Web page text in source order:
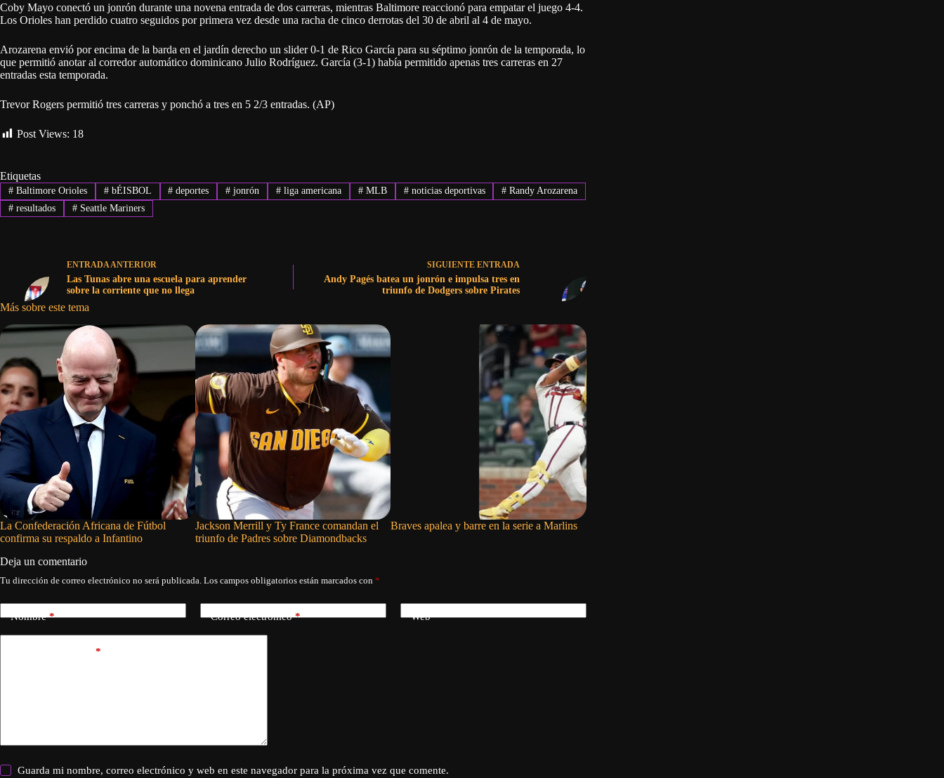
Coby Mayo conectó un jonrón durante una novena entrada de dos carreras, mientras Baltimore reaccionó para empatar el juego 4-4.
Los Orioles han perdido cuatro seguidos por primera vez desde una racha de cinco derrotas del 30 de abril al 4 de mayo.
Arozarena envió por encima de la barda en el jardín derecho un slider 0-1 de Rico García para su séptimo jonrón de la temporada, lo
que permitió anotar al corredor automático dominicano Julio Rodríguez. García (3-1) había permitido apenas tres carreras en 27
entradas esta temporada.
Trevor Rogers permitió tres carreras y ponchó a tres en 5 2/3 entradas. (AP)
Post Views: 18
Etiquetas
#Baltimore Orioles #bÉISBOL # deportes # jonrón # liga americana #MLB #noticias deportivas # Randy Arozarena
#resultados #Seattle Mariners
ENTRADA ANTERIOR
Las Tunas abre una escuela para aprender
sobre la corriente que no llega
SIGUIENTE ENTRADA
Andy Pagés batea un jonrón e impulsa tres en
triunfo de Dodgers sobre Pirates
Más sobre este tema
La Confederación Africana de Fútbol
confirma su respaldo a Infantino
Jackson Merrill y Ty France comandan el
triunfo de Padres sobre Diamondbacks
Braves apalea y barre en la serie a Marlins
Deja un comentario
Tu dirección de correo electrónico no será publicada. Los campos obligatorios están marcados con *
Nombre* Correo electrónico* Web
*
Guarda mi nombre, correo electrónico y web en este navegador para la próxima vez que comente.